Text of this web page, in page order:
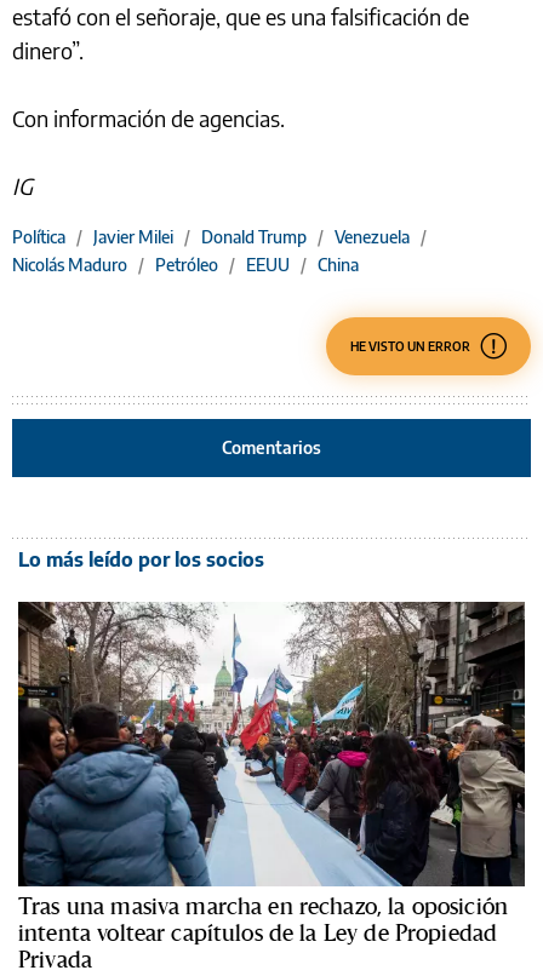
estafó con el señoraje, que es una falsificación de
dinero”.
Con información de agencias.
IG
Política / Javier Milei / Donald Trump / Venezuela /
Nicolás Maduro / Petróleo / EEUU / China
HE VISTO UN ERROR
Comentarios
Lo más leído por los socios
Tras una masiva marcha en rechazo, la oposición
intenta voltear capítulos de la Ley de Propiedad
Privada